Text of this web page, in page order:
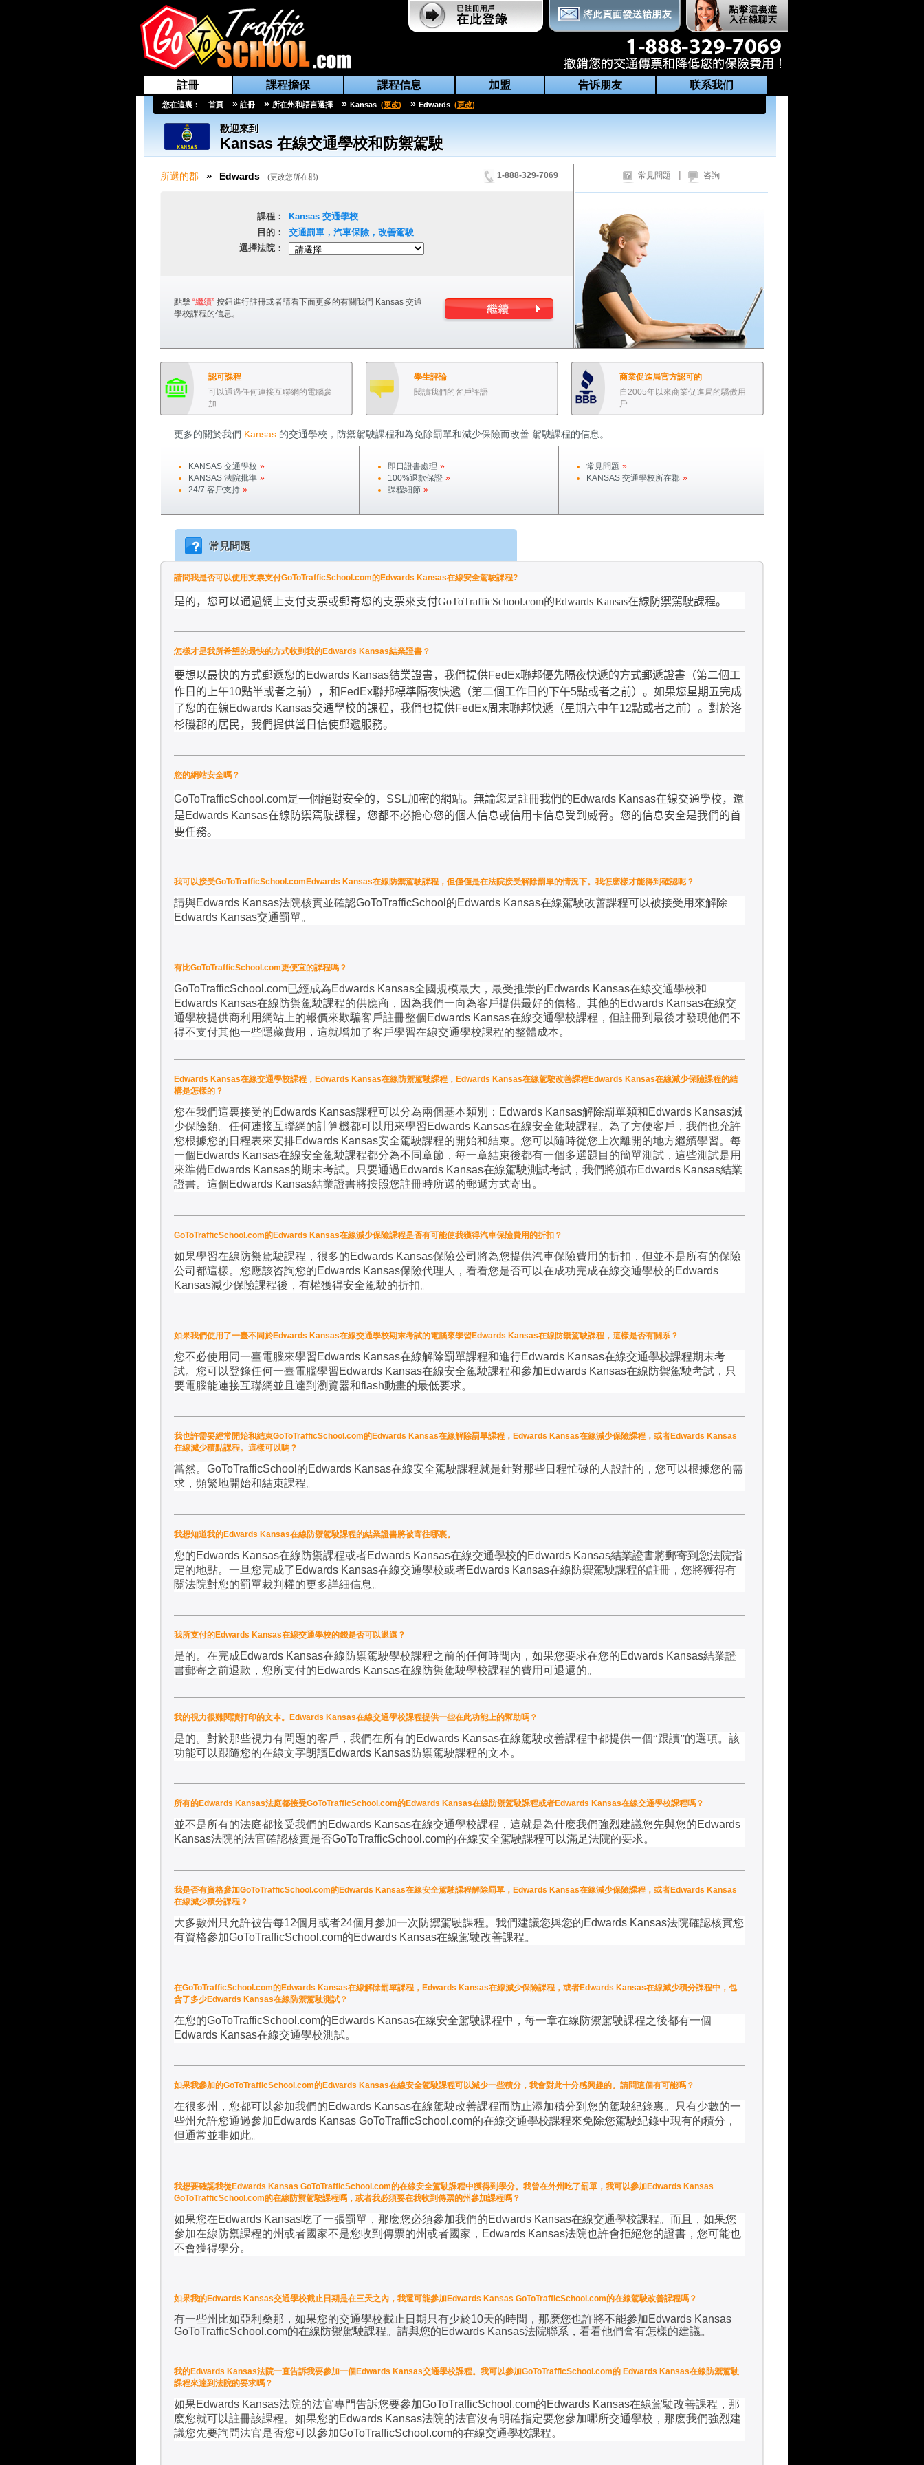
註冊 課程擔保 課程信息 加盟 告诉朋友 联系我们
您在這裏： 首頁 » 註冊 » 所在州和語言選擇 » Kansas (更改) » Edwards (更改)
歡迎來到
Kansas在線交通學校和防禦駕駛
所選的郡 » Edwards (更改您所在郡) 1-888-329-7069
課程：
目的：
選擇法院：
Kansas交通學校
交通罰單，汽車保險，改善駕駛
點擊 “繼續” 按鈕進行註冊或者請看下面更多的有關我們 Kansas 交通
學校課程的信息。
常見問題 | 咨詢
認可課程
可以通過任何連接互聯網的電腦參
加
學生評論
閱讀我們的客戶評語
商業促進局官方認可的
自2005年以來商業促進局的驕傲用
戶
更多的關於我們 Kansas的交通學校，防禦駕駛課程和為免除罰單和減少保險而改善 駕駛課程的信息。
KANSAS交通學校 »
KANSAS法院批準 »
24/7 客戶支持 »
即日證書處理 »
100%退款保證 »
課程細節 »
常見問題 »
KANSAS交通學校所在郡 »
常見問題
請問我是否可以使用支票支付GoToTrafficSchool.com的Edwards Kansas在線安全駕駛課程?
是的，您可以通過網上支付支票或郵寄您的支票來支付GoToTrafficSchool.com的Edwards Kansas在線防禦駕駛課程。
怎樣才是我所希望的最快的方式收到我的Edwards Kansas結業證書？
要想以最快的方式郵遞您的Edwards Kansas結業證書，我們提供FedEx聯邦優先隔夜快遞的方式郵遞證書（第二個工
作日的上午10點半或者之前），和 FedEx聯邦標準隔夜快遞（第二個工作日的下午5點或者之前）。如果您星期五完成
了您的在線Edwards Kansas交通學校的課程，我們也提供FedEx周末聯邦快遞（星期六中午12點或者之前）。對於洛
杉磯郡的居民，我們提供當日信使郵遞服務。
您的網站安全嗎？
GoToTrafficSchool.com是一個絕對安全的， SSL加密的網站。無論您是註冊我們的Edwards Kansas在線交通學校，還
是Edwards Kansas在線防禦駕駛課程，您都不必擔心您的個人信息或信用卡信息受到威脅。您的信息安全是我們的首
要任務。
我可以接受GoToTrafficSchool.comEdwards Kansas在線防禦駕駛課程，但僅僅是在法院接受解除罰單的情況下。我怎麽樣才能得到確認呢？
請與Edwards Kansas法院核實並確認GoToTrafficSchool 的Edwards Kansas在線駕駛改善課程可以被接受用來解除
Edwards Kansas交通罰單。
有比GoToTrafficSchool.com更便宜的課程嗎？
GoToTrafficSchool.com已經成為Edwards Kansas全國規模最大，最受推崇的Edwards Kansas在線交通學校和
Edwards Kansas在線防禦駕駛課程的供應商，因為我們一向為客戶提供最好的價格。其他的Edwards Kansas在線交
通學校提供商利用網站上的報價來欺騙客戶註冊整個Edwards Kansas在線交通學校課程，但註冊到最後才發現他們不
得不支付其他一些隱藏費用，這就增加了客戶學習在線交通學校課程的整體成本。
Edwards Kansas在線交通學校課程，Edwards Kansas在線防禦駕駛課程，Edwards Kansas在線駕駛改善課程Edwards Kansas在線減少保險課程的結
構是怎樣的？
您在我們這裏接受的Edwards Kansas課程可以分為兩個基本類別： Edwards Kansas解除罰單類和Edwards Kansas減
少保險類。任何連接互聯網的計算機都可以用來學習Edwards Kansas在線安全駕駛課程。為了方便客戶，我們也允許
您根據您的日程表來安排Edwards Kansas安全駕駛課程的開始和結束。您可以隨時從您上次離開的地方繼續學習。每
一個Edwards Kansas在線安全駕駛課程都分為不同章節，每一章結束後都有一個多選題目的簡單測試，這些測試是用
來準備Edwards Kansas的期末考試。只要通過 Edwards Kansas在線駕駛測試考試，我們將頒布Edwards Kansas結業
證書。這個Edwards Kansas結業證書將按照您註冊時所選的郵遞方式寄出。
GoToTrafficSchool.com的Edwards Kansas在線減少保險課程是否有可能使我獲得汽車保險費用的折扣？
如果學習在線防禦駕駛課程，很多的Edwards Kansas保險公司將為您提供汽車保險費用的折扣，但並不是所有的保險
公司都這樣。您應該咨詢您的Edwards Kansas保險代理人，看看您是否可以在成功完成在線交通學校的Edwards
Kansas減少保險課程後，有權獲得安全駕駛的折扣。
如果我們使用了一臺不同於Edwards Kansas在線交通學校期末考試的電腦來學習Edwards Kansas在線防禦駕駛課程，這樣是否有關系？
您不必使用同一臺電腦來學習Edwards Kansas在線解除罰單課程和進行Edwards Kansas在線交通學校課程期末考
試。您可以登錄任何一臺電腦學習Edwards Kansas在線安全駕駛課程和參加Edwards Kansas在線防禦駕駛考試，只
要電腦能連接互聯網並且達到瀏覽器和flash動畫的最低要求。
我也許需要經常開始和結束GoToTrafficSchool.com的Edwards Kansas在線解除罰單課程，Edwards Kansas在線減少保險課程，或者Edwards Kansas
在線減少積點課程。這樣可以嗎？
當然。 GoToTrafficSchool 的Edwards Kansas在線安全駕駛課程就是針對那些日程忙碌的人設計的，您可以根據您的需
求，頻繁地開始和結束課程。
我想知道我的Edwards Kansas在線防禦駕駛課程的結業證書將被寄往哪裏。
您的Edwards Kansas在線防禦課程或者Edwards Kansas在線交通學校的Edwards Kansas結業證書將郵寄到您法院指
定的地點。一旦您完成了 Edwards Kansas在線交通學校或者Edwards Kansas在線防禦駕駛課程的註冊，您將獲得有
關法院對您的罰單裁判權的更多詳細信息。
我所支付的Edwards Kansas在線交通學校的錢是否可以退還？
是的。在完成Edwards Kansas在線防禦駕駛學校課程之前的任何時間內，如果您要求在您的Edwards Kansas結業證
書郵寄之前退款，您所支付的Edwards Kansas在線防禦駕駛學校課程的費用可退還的。
我的視力很難閱讀打印的文本。Edwards Kansas在線交通學校課程提供一些在此功能上的幫助嗎？
是的。對於那些視力有問題的客戶，我們在所有的Edwards Kansas在線駕駛改善課程中都提供一個“跟讀”的選項。該
功能可以跟隨您的在線文字朗讀Edwards Kansas防禦駕駛課程的文本。
所有的Edwards Kansas法庭都接受GoToTrafficSchool.com的Edwards Kansas在線防禦駕駛課程或者Edwards Kansas在線交通學校課程嗎？
並不是所有的法庭都接受我們的Edwards Kansas在線交通學校課程，這就是為什麽我們強烈建議您先與您的Edwards
Kansas法院的法官確認核實是否GoToTrafficSchool.com的在線安全駕駛課程可以滿足法院的要求。
我是否有資格參加GoToTrafficSchool.com的Edwards Kansas在線安全駕駛課程解除罰單，Edwards Kansas在線減少保險課程，或者Edwards Kansas
在線減少積分課程？
大多數州只允許被告每12個月或者24個月參加一次防禦駕駛課程。我們建議您與您的Edwards Kansas法院確認核實您
有資格參加GoToTrafficSchool.com的Edwards Kansas在線駕駛改善課程。
在GoToTrafficSchool.com的Edwards Kansas在線解除罰單課程，Edwards Kansas在線減少保險課程，或者Edwards Kansas在線減少積分課程中，包
含了多少Edwards Kansas在線防禦駕駛測試？
在您的GoToTrafficSchool.com的Edwards Kansas在線安全駕駛課程中，每一章在線防禦駕駛課程之後都有一個
Edwards Kansas在線交通學校測試。
如果我參加的GoToTrafficSchool.com的Edwards Kansas在線安全駕駛課程可以減少一些積分，我會對此十分感興趣的。請問這個有可能嗎？
在很多州，您都可以參加我們的Edwards Kansas在線駕駛改善課程而防止添加積分到您的駕駛紀錄裏。只有少數的一
些州允許您通過參加Edwards Kansas GoToTrafficSchool.com的在線交通學校課程來免除您駕駛紀錄中現有的積分，
但通常並非如此。
我想要確認我從Edwards Kansas GoToTrafficSchool.com的在線安全駕駛課程中獲得到學分。我曾在外州吃了罰單，我可以參加Edwards Kansas
GoToTrafficSchool.com的在線防禦駕駛課程嗎，或者我必須要在我收到傳票的州參加課程嗎？
如果您在Edwards Kansas吃了一張罰單，那麽您必須參加我們的Edwards Kansas在線交通學校課程。而且，如果您
參加在線防禦課程的州或者國家不是您收到傳票的州或者國家， Edwards Kansas法院也許會拒絕您的證書，您可能也
不會獲得學分。
如果我的Edwards Kansas交通學校截止日期是在三天之內，我還可能參加Edwards Kansas GoToTrafficSchool.com的在線駕駛改善課程嗎？
有一些州比如亞利桑那，如果您的交通學校截止日期只有少於10天的時間，那麽您也許將不能參加Edwards Kansas
GoToTrafficSchool.com的在線防禦駕駛課程。請與您的Edwards Kansas法院聯系，看看他們會有怎樣的建議。
我的Edwards Kansas法院一直告訴我要參加一個Edwards Kansas交通學校課程。我可以參加GoToTrafficSchool.com的 Edwards Kansas在線防禦駕駛
課程來達到法院的要求嗎？
如果Edwards Kansas法院的法官專門告訴您要參加GoToTrafficSchool.com的Edwards Kansas在線駕駛改善課程，那
麽您就可以註冊該課程。如果您的Edwards Kansas法院的法官沒有明確指定要您參加哪所交通學校，那麽我們強烈建
議您先要詢問法官是否您可以參加GoToTrafficSchool.com的在線交通學校課程。